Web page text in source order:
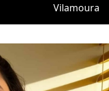
Vilamoura